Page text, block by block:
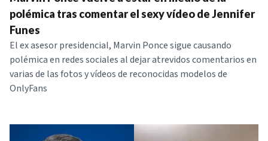
NOTICIAS
SERIES
polémica tras comentar el sexy vídeo de Jennifer
Funes
El ex asesor presidencial, Marvin Ponce sigue causando
polémica en redes sociales al dejar atrevidos comentarios en
varias de las fotos y vídeos de reconocidas modelos de
OnlyFans